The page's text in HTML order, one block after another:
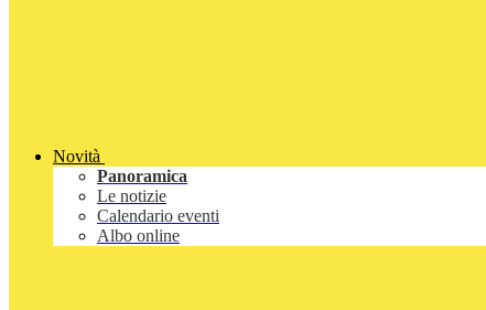
Novità
Panoramica
Le notizie
Calendario eventi
Albo online